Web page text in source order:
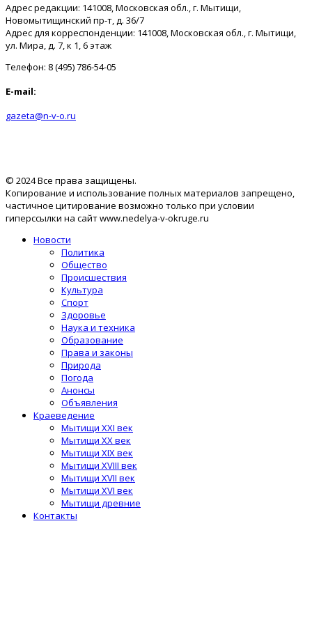
Адрес редакции: 141008, Московская обл., г. Мытищи,
Новомытищинский пр-т, д. 36/7
Адрес для корреспонденции: 141008, Московская обл., г. Мытищи,
ул. Мира, д. 7, к 1, 6 этаж
Телефон: 8 (495) 786-54-05
E-mail:
gazeta@n-v-o.ru
© 2024 Все права защищены.
Копирование и использование полных материалов запрещено,
частичное цитирование возможно только при условии
гиперссылки на сайт www.nedelya-v-okruge.ru
Новости
Политика
Общество
Происшествия
Культура
Спорт
Здоровье
Наука и техника
Образование
Права и законы
Природа
Погода
Анонсы
Объявления
Краеведение
Мытищи XXI век
Мытищи XX век
Мытищи XIX век
Мытищи XVIII век
Мытищи XVII век
Мытищи XVI век
Мытищи древние
Контакты